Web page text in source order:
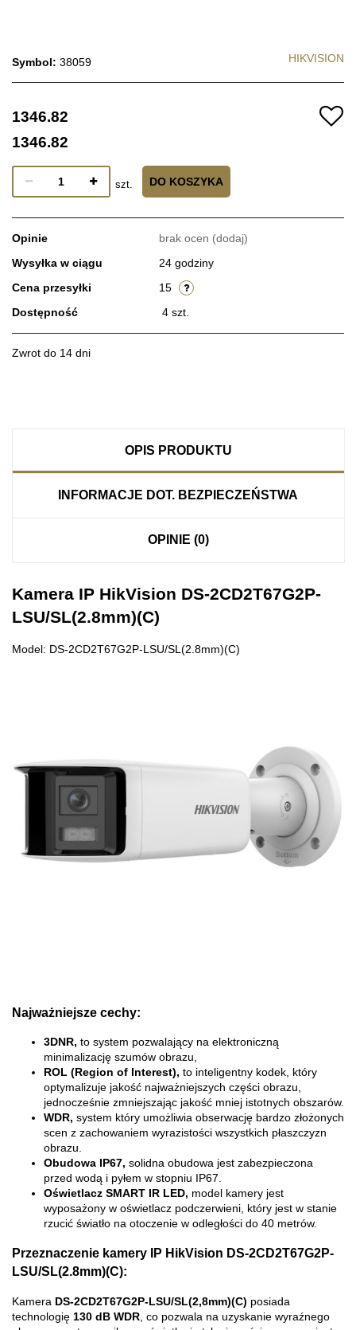
Symbol: 38059 HIKVISION
1346.82
1346.82
szt. DO KOSZYKA
Opinie brak ocen (dodaj)
Wysyłka w ciągu
24 godziny
Cena przesyłki
15
Dostępność
4 szt.
Zwrot do 14 dni
OPIS PRODUKTU
INFORMACJE DOT. BEZPIECZEŃSTWA
OPINIE (0)
Kamera IP HikVision DS-2CD2T67G2P-
LSU/SL(2.8mm)(C)
Model: DS-2CD2T67G2P-LSU/SL(2.8mm)(C)
Najważniejsze cechy:
3DNR, to system pozwalający na elektroniczną
minimalizację szumów obrazu,
ROL (Region of Interest), to inteligentny kodek, który
optymalizuje jakość najważniejszych części obrazu,
jednocześnie zmniejszając jakość mniej istotnych obszarów.
WDR, system który umożliwia obserwację bardzo złożonych
scen z zachowaniem wyrazistości wszystkich płaszczyzn
obrazu.
Obudowa IP67, solidna obudowa jest zabezpieczona
przed wodą i pyłem w stopniu IP67.
Oświetlacz SMART IR LED, model kamery jest
wyposażony w oświetlacz podczerwieni, który jest w stanie
rzucić światło na otoczenie w odległości do 40 metrów.
Przeznaczenie kamery IP HikVision DS-2CD2T67G2P-
LSU/SL(2.8mm)(C):
Kamera DS-2CD2T67G2P-LSU/SL(2,8mm)(C) posiada
technologię 130 dB WDR , co pozwala na uzyskanie wyraźnego